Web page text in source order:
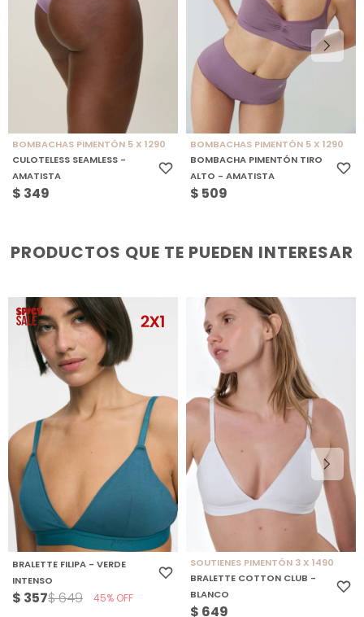
BOMBACHAS PIMENTÓN 5 X 1290
CULOTELESS SEAMLESS -
AMATISTA
$ 349
BOMBACHAS PIMENTÓN 5 X 1290
BOMBACHA PIMENTÓN TIRO
ALTO - AMATISTA
$ 509
PRODUCTOS QUE TE PUEDEN INTERESAR
BRALETTE FILIPA - VERDE
INTENSO
$ 357$649 45
SOUTIENES PIMENTÓN 3 X 1490
BRALETTE COTTON CLUB -
BLANCO
$ 649